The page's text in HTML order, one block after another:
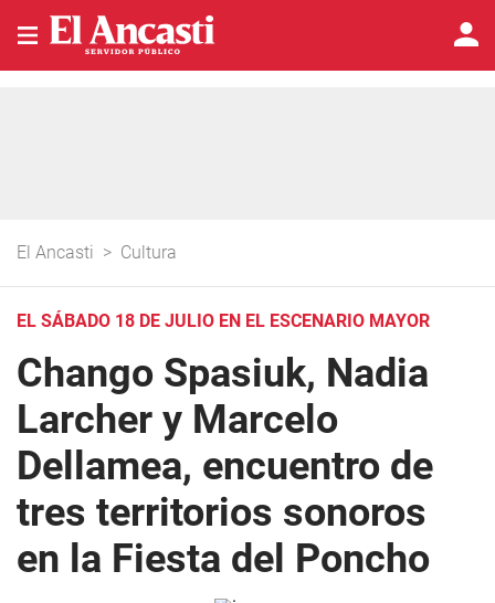
El Ancasti > Cultura
EL SÁBADO 18 DE JULIO EN EL ESCENARIO MAYOR
Chango Spasiuk, Nadia
Larcher y Marcelo
Dellamea, encuentro de
tres territorios sonoros
en la Fiesta del Poncho